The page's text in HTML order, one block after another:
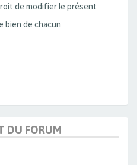
de modifier le présent
bien de chacun
DU FORUM